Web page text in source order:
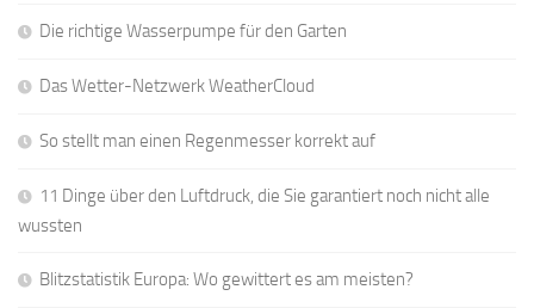
Die richtige Wasserpumpe für den Garten
Das Wetter-Netzwerk WeatherCloud
So stellt man einen Regenmesser korrekt auf
11 Dinge über den Luftdruck, die Sie garantiert noch nicht alle
wussten
Blitzstatistik Europa: Wo gewittert es am meisten?